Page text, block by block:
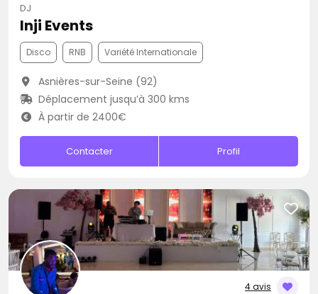
DJ
Inji Events
Disco RNB Variété Internationale
Asnières-sur-Seine (92)
Déplacement jusqu’à 300 kms
À partir de 2400€
Contacter Profil
4 avis